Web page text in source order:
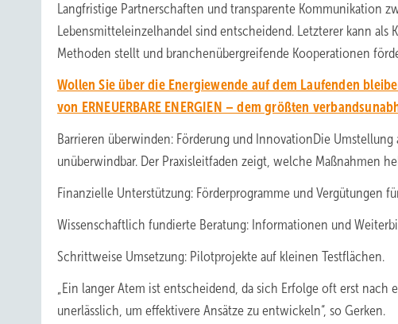
Langfristige Partnerschaften und transparente Kommunikation
Lebensmitteleinzelhandel sind entscheidend. Letzterer kann
Methoden stellt und branchenübergreifende Kooperationen
Wollen Sie über die Energiewende auf dem Laufenden
von ERNEUERBARE ENERGIEN – dem größten
Barrieren überwinden: Förderung und InnovationDie
unüberwindbar. Der Praxisleitfaden zeigt, welche Maßnahmen
Finanzielle Unterstützung: Förderprogramme und Vergütungen
Wissenschaftlich fundierte Beratung: Informationen und
Schrittweise Umsetzung: Pilotprojekte auf kleinen Testflächen.
„Ein langer Atem ist entscheidend, da sich Erfolge oft erst nach
unerlässlich, um effektivere Ansätze zu entwickeln“, so Gerken.